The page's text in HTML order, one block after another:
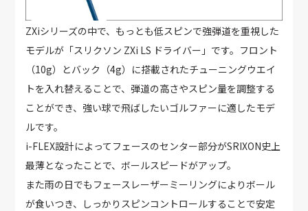
ZXiシリーズの中で、もっとも低スピンで強弾道を重視した
モデルが「スリクソン ZXi LS ドライバー」です。フロント
（10g）とバック（4g）に搭載されたチューニングウエイ
トを入れ替えることで、弾道の高さやスピン量を調整する
ことができ、強い球で飛ばしたいゴルファーに適したモデ
ルです。
i-FLEX設計によってフェースのセンター部分がSRIXON史上
最薄となったことで、ボールスピードがアップ。
また雨の日でもフェースレーザーミーリングによりボール
が食いつき、しっかりスピンコントロールすることで安定